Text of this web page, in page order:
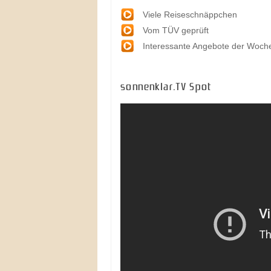
Viele Reiseschnäppchen
Vom TÜV geprüft
Interessante Angebote der
sonnenklar.TV Spot